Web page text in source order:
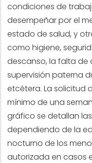
condiciones de
desempeñar por el
estado de salud, y
como higiene,
descanso, la falta de
supervisión paterna
etcétera. La solicitud
mínimo de una
gráfico se detallan
dependiendo de la
nocturno de los
autorizada en casos